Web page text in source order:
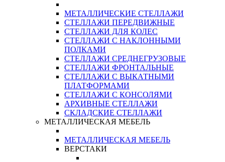
МЕТАЛЛИЧЕСКИЕ СТЕЛЛАЖИ
СТЕЛЛАЖИ ПЕРЕДВИЖНЫЕ
СТЕЛЛАЖИ ДЛЯ КОЛЕС
СТЕЛЛАЖИ С НАКЛОННЫМИ
ПОЛКАМИ
СТЕЛЛАЖИ СРЕДНЕГРУЗОВЫЕ
СТЕЛЛАЖИ ФРОНТАЛЬНЫЕ
СТЕЛЛАЖИ С ВЫКАТНЫМИ
ПЛАТФОРМАМИ
СТЕЛЛАЖИ С КОНСОЛЯМИ
АРХИВНЫЕ СТЕЛЛАЖИ
СКЛАДСКИЕ СТЕЛЛАЖИ
МЕТАЛЛИЧЕСКАЯ МЕБЕЛЬ
МЕТАЛЛИЧЕСКАЯ МЕБЕЛЬ
ВЕРСТАКИ